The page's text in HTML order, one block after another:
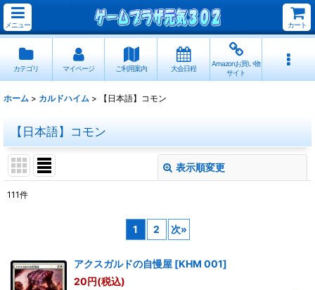
メニュー カート
カテゴリ マイページ ご利用案内 大会日程
Amazonお買い物
サイト
ホーム > カルドハイム > 【日本語】コモン
【日本語】コモン
表示順変更
111件
1 2 次»
アクスガルドの自慢屋 [KHM 001]
20円(税込)